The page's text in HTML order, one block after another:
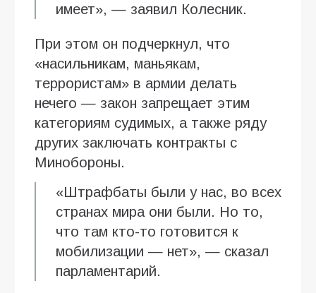
имеет», — заявил Колесник.
При этом он подчеркнул, что
«насильникам, маньякам,
террористам» в армии делать
нечего — закон запрещает этим
категориям судимых, а также ряду
других заключать контракты с
Минобороны.
«Штрафбаты были у нас, во всех
странах мира они были. Но то,
что там кто-то готовится к
мобилизации — нет», — сказал
парламентарий.